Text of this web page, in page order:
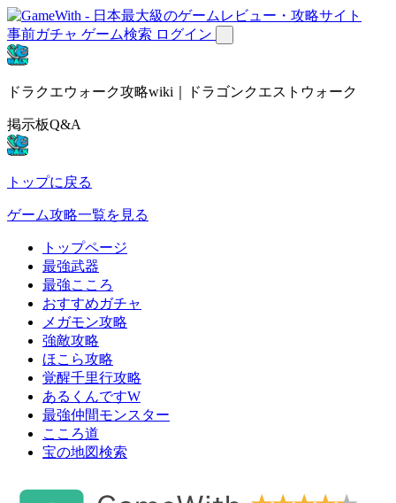
事前ガチャ ゲーム検索 ログイン
ドラクエウォーク攻略wiki｜ドラゴンクエストウォーク
掲示板Q&A
トップに戻る
ゲーム攻略一覧を見る
トップページ
最強武器
最強こころ
おすすめガチャ
メガモン攻略
強敵攻略
ほこら攻略
覚醒千里行攻略
あるくんですW
最強仲間モンスター
こころ道
宝の地図検索